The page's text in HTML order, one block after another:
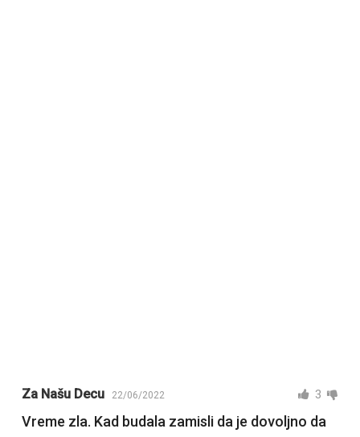
Za Našu Decu 22/06/2022 3
Vreme zla. Kad budala zamisli da je dovoljno da